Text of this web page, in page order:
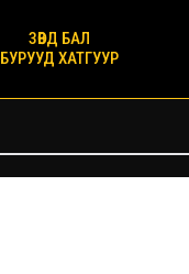
ЗӨВД БАЛ
БУРУУД ХАТГУУР